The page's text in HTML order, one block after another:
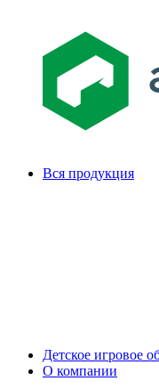
Вся продукция
Детское игровое
О компании